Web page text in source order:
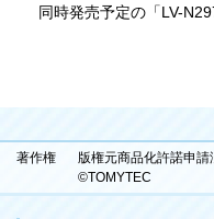
同時発売予定の「LV-
著作権
版権元商品化許諾申請
©TOMYTEC